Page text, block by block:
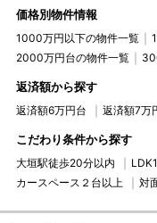
価格別物件情報
1000万円以下の物件一覧
2000万円台の物件一覧
返済額から探す
返済額6万円台 返済額7万
こだわり条件から探す
大垣駅徒歩20分以内
カースペース２台以上
対